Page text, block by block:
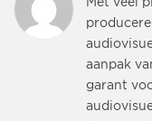
Met veel
aanpak
garant